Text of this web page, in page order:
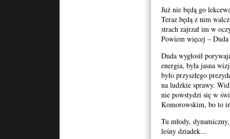
Już nie będą go
Teraz będą z nim
strach zajrzał im w
Powiem więcej –
Duda wygłosił
energia, była jasna
było przyszłego
na ludzkie sprawy.
nie powstydzi się w
Komorowskim, bo to
Tu młody,
leśny dziadek...